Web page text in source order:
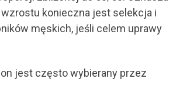
wzrostu konieczna jest selekcja i
męskich, jeśli celem uprawy
jest często wybierany przez